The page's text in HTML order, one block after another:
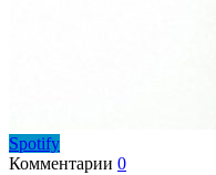
Spotify
Комментарии 0